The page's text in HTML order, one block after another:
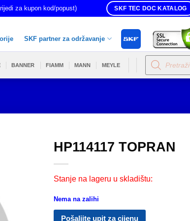
za kupon kod/popust) SKF TEC DOC KATALOG
SKF partner za održavanje
BANNER FIAMM MANN MEYLE
Products
search
HP114117 TOPRAN
Stanje na lageru u skladištu:
Nema na zalihi
Pošaljite upit za cijenu